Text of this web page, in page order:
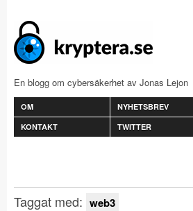
En blogg om cybersäkerhet av Jonas Lejon
OM
NYHETSBREV
KONTAKT
TWITTER
Taggat med: web3